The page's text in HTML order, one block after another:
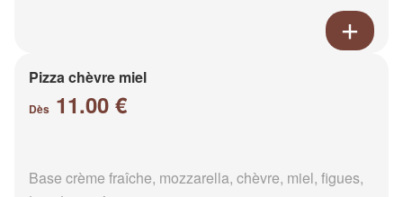
Pizza chèvre miel
Dès 11.00 €
Base crème fraîche, mozzarella, chèvre, miel, figues,